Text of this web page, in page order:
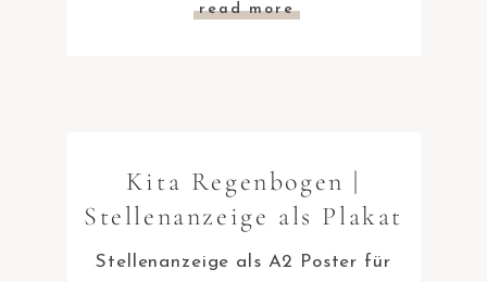
read more
Kita Regenbogen |
Stellenanzeige als Plakat
Stellenanzeige als A2 Poster für